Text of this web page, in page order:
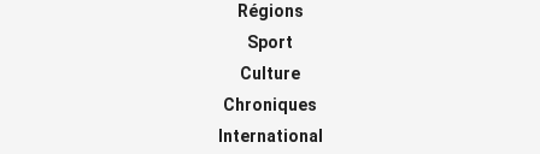
Régions
Sport
Culture
Chroniques
International